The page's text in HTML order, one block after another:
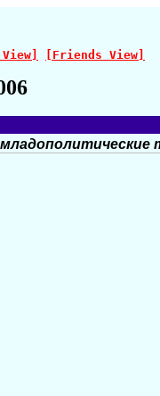
[Friends View]